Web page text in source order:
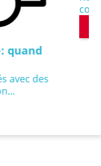
le...